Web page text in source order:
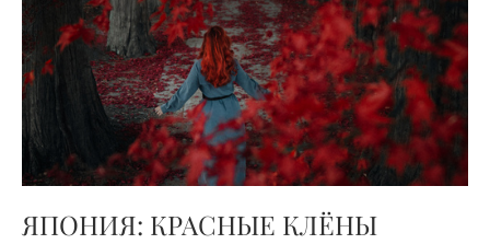
ЯПОНИЯ: КРАСНЫЕ КЛЁНЫ